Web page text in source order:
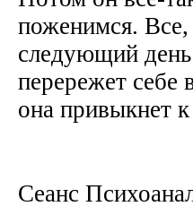
поженимся.
следующий
перережет себе
она привыкнет
Сеанс